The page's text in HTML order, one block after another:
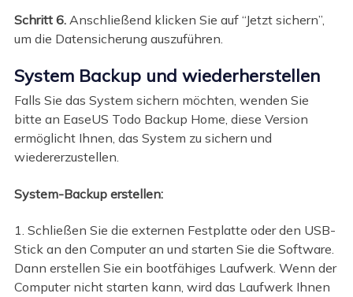
Schritt 6.Anschließend klicken Sie auf “Jetzt sichern”,
um die Datensicherung auszuführen.
System Backup und wiederherstellen
Falls Sie das System sichern möchten, wenden Sie
bitte an EaseUS Todo Backup Home, diese Version
ermöglicht Ihnen, das System zu sichern und
wiedererzustellen.
System-Backup erstellen:
1. Schließen Sie die externen Festplatte oder den USB-
Stick an den Computer an und starten Sie die Software.
Dann erstellen Sie ein bootfähiges Laufwerk. Wenn der
Computer nicht starten kann, wird das Laufwerk Ihnen